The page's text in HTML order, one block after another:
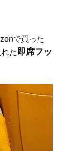
で買った
た即席フッ